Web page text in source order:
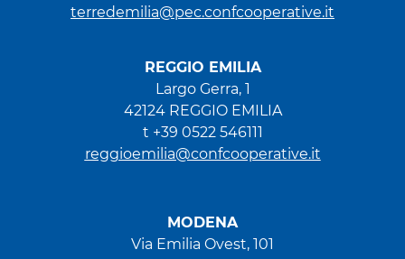
terredemilia@pec.confcooperative.it
REGGIO EMILIA
Largo Gerra, 1
42124 REGGIO EMILIA
t +39 0522 546111
reggioemilia@confcooperative.it
MODENA
Via Emilia Ovest, 101